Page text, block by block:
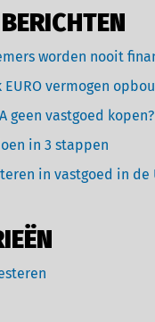
worden nooit
EURO vermogen
geen vastgoed kopen?
in 3 stappen
in vastgoed in de